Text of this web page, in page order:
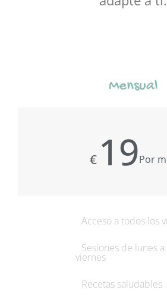
Mensual
€ 19Por
Acceso a todos los
Sesiones de lunes a
viernes
Recetas saludables